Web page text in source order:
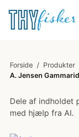
Forside / Produkter
A. Jensen
Dele af indholdet
med hjælp fra AI.